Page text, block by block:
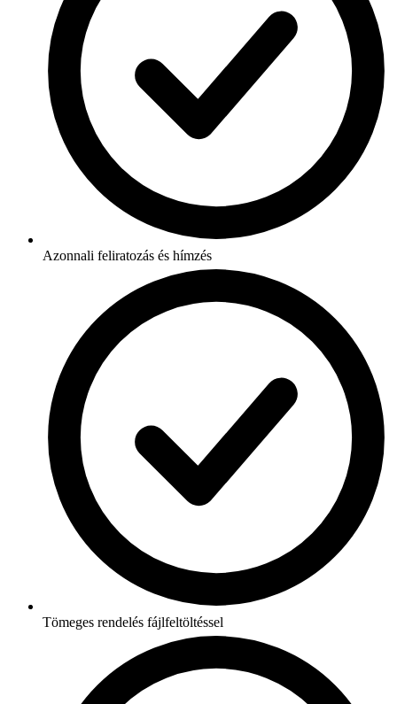
Azonnali feliratozás és hímzés
Tömeges rendelés fájlfeltöltéssel